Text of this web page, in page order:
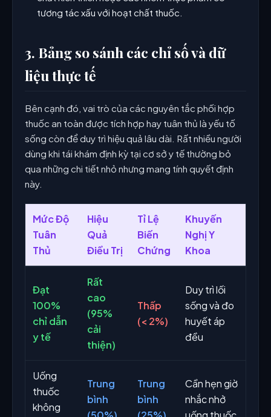
tương tác xấu với hoạt chất thuốc.
3. Bảng so sánh các chỉ số và dữ
liệu thực tế
Bên cạnh đó, vai trò của các nguyên tắc phối hợp
thuốc an toàn được tích hợp hay tuân thủ là yếu tố
sống còn để duy trì hiệu quả lâu dài. Rất nhiều người
dùng khi tái khám định kỳ tại cơ sở y tế thường bỏ
qua những chi tiết nhỏ nhưng mang tính quyết định
này.
Mức Độ
Tuân
Thủ
Hiệu
Quả
Điều Trị
Tỉ Lệ
Biến
Chứng
Khuyến
Nghị Y
Khoa
Đạt
100%
chỉ dẫn
y tế
Rất
cao
(95%
cải
thiện)
Thấp
(< 2%)
Duy trì lối
sống và đo
huyết áp
đều
Uống
thuốc
không
Trung
bình
Trung
bình
Cần hẹn giờ
nhắc nhở